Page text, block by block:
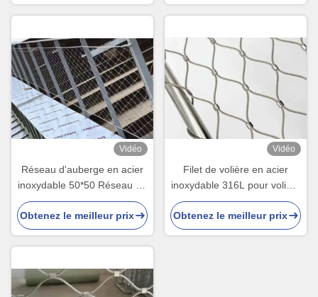
Vidéo
Réseau d'auberge en acier
inoxydable 50*50 Réseau de
corde
Obtenez le meilleur prix
Vidéo
Filet de volière en acier
inoxydable 316L pour volière
à oiseaux
Obtenez le meilleur prix